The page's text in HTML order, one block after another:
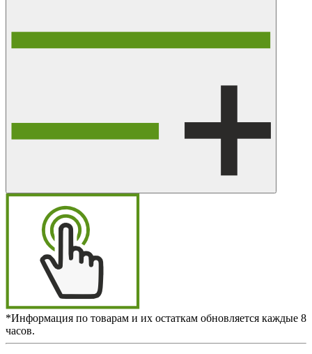
*Информация по товарам и их остаткам обновляется каждые 8
часов.